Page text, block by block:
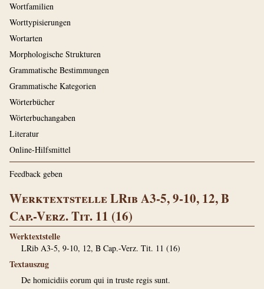
Wortfamilien
Worttypisierungen
Wortarten
Morphologische Strukturen
Grammatische Bestimmungen
Grammatische Kategorien
Wörterbücher
Wörterbuchangaben
Literatur
Online-Hilfsmittel
Feedback geben
Werktextstelle LRib A3-5, 9-10, 12, B
Cap.-Verz. Tit. 11 (16)
Werktextstelle
LRib A3-5, 9-10, 12, B Cap.-Verz. Tit. 11 (16)
Textauszug
De homicidiis eorum qui in truste regis sunt.